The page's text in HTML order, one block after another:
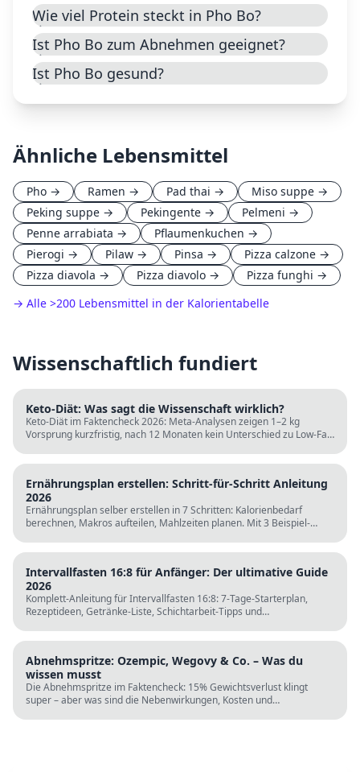
Wie viel Protein steckt in Pho Bo?
Ist Pho Bo zum Abnehmen geeignet?
Ist Pho Bo gesund?
Ähnliche Lebensmittel
Pho → Ramen → Pad thai → Miso suppe →
Peking suppe → Pekingente → Pelmeni →
Penne arrabiata → Pflaumenkuchen →
Pierogi → Pilaw → Pinsa → Pizza calzone →
Pizza diavola → Pizza diavolo → Pizza funghi →
→ Alle >200 Lebensmittel in der Kalorientabelle
Wissenschaftlich fundiert
Keto-Diät: Was sagt die Wissenschaft wirklich?
Keto-Diät im Faktencheck 2026: Meta-Analysen zeigen 1–2 kg
Vorsprung kurzfristig, nach 12 Monaten kein Unterschied zu Low-Fat.
Ernährungsplan erstellen: Schritt-für-Schritt Anleitung
2026
Ernährungsplan selber erstellen in 7 Schritten: Kalorienbedarf
berechnen, Makros aufteilen, Mahlzeiten planen. Mit 3 Beispiel-
Intervallfasten 16:8 für Anfänger: Der ultimative Guide
2026
Komplett-Anleitung für Intervallfasten 16:8: 7-Tage-Starterplan,
Rezeptideen, Getränke-Liste, Schichtarbeit-Tipps und
Abnehmspritze: Ozempic, Wegovy & Co. – Was du
wissen musst
Die Abnehmspritze im Faktencheck: 15% Gewichtsverlust klingt
super – aber was sind die Nebenwirkungen, Kosten und